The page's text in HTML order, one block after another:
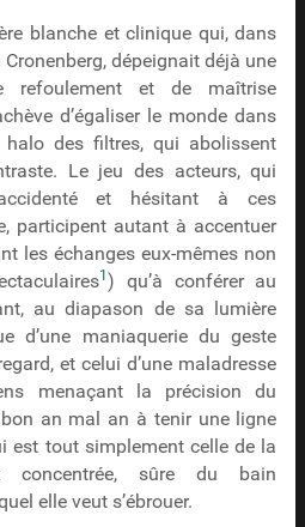
blanche et clinique qui, dans
Cronenberg, dépeignait déjà une
refoulement et de maîtrise
d’égaliser le monde dans
des filtres, qui abolissent
Le jeu des acteurs, qui
et hésitant à ces
participent autant à accentuer
les échanges eux-mêmes non
1) qu’à conférer au
au diapason de sa lumière
d’une maniaquerie du geste
et celui d’une maladresse
menaçant la précision du
an mal an à tenir une ligne
est tout simplement celle de la
sûre du bain
elle veut s’ébrouer.